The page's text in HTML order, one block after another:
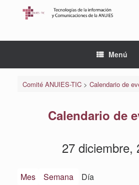
Menú
Comité ANUIES-TIC> Calendario de
Calendario de
27 diciembre,
Mes Semana Día